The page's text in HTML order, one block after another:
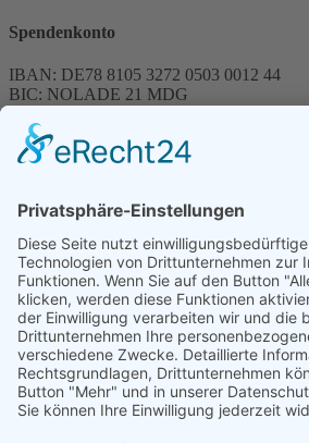
Spendenkonto
IBAN: DE78 8105 3272 0503 0012 44
BIC: NOLADE 21 MDG
Spenden können steuerlich abgesetzt werden
Förderung
© 1987 – 2025
Storchenhof Loburg e.V.
Alle Rechte vorbehalten.
Cookie-Einstellungen
Navigation überspringen